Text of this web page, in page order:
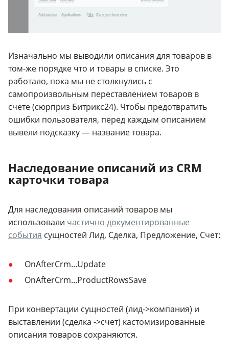
Изначально мы выводили описания для товаров в
том-же порядке что и товары в списке. Это
работало, пока мы не столкнулись с
самопроизвольным переставлением товаров в
счете (сюрприз Битрикс24). Чтобы предотвратить
ошибки пользователя, перед каждым описанием
вывели подсказку — название товара.
Наследование описаний из CRM
карточки товара
Для наследования описаний товаров мы
использовали частично документированные
события сущностей Лид, Сделка, Предложение, Счет:
OnAfterCrm...Update
OnAfterCrm...ProductRowsSave
При конвертации сущностей (лид->компания) и
выставлении (сделка ->счет) кастомизированные
описания товаров сохраняются.